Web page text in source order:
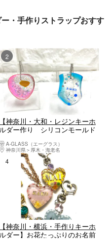
・手作りストラップおすす
2位
【神奈川・大和・レジンキーホ
ルダー作り シリコンモールド
作るレジンキーホルダー1個
A-GLASS（エーグラス）
神奈川県
厚木・海老名
4位
【神奈川・横浜・手作りキーホ
ルダー】お花たっぷりのお名前